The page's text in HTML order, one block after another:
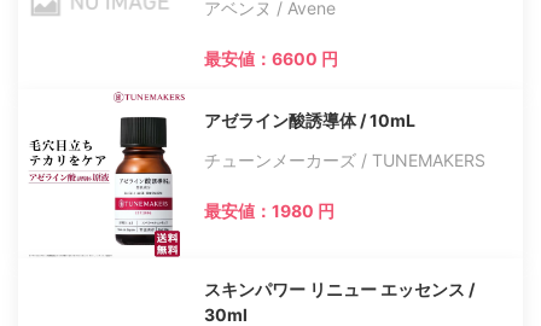
アベンヌ / Avene
最安値：6600 円
アゼライン酸誘導体 / 10mL
チューンメーカーズ / TUNEMAKERS
最安値：1980 円
スキンパワー リニュー エッセンス /
30ml